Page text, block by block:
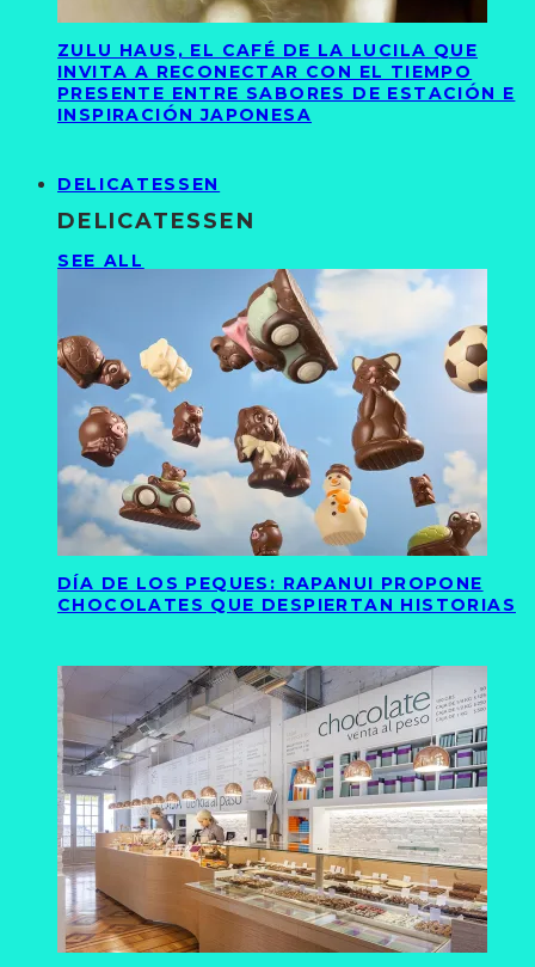
ZULU HAUS, EL CAFÉ DE LA LUCILA QUE
INVITA A RECONECTAR CON EL TIEMPO
PRESENTE ENTRE SABORES DE ESTACIÓN E
INSPIRACIÓN JAPONESA
DELICATESSEN
DELICATESSEN
SEE ALL
DÍA DE LOS PEQUES: RAPANUI PROPONE
CHOCOLATES QUE DESPIERTAN HISTORIAS